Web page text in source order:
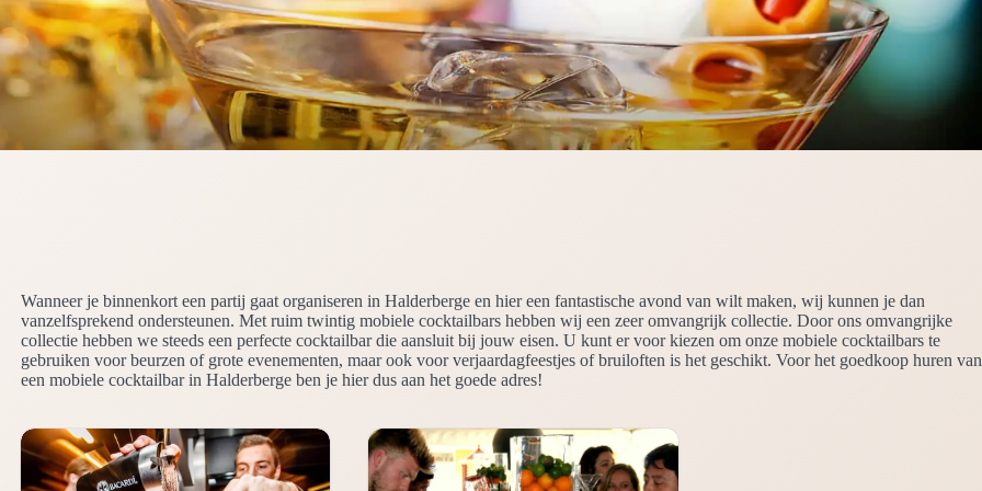
Wanneer je binnenkort een partij gaat organiseren in Halderberge en hier een fantastische avond van wilt maken, wij kunnen je dan
vanzelfsprekend ondersteunen. Met ruim twintig mobiele cocktailbars hebben wij een zeer omvangrijk collectie. Door ons omvangrijke
collectie hebben we steeds een perfecte cocktailbar die aansluit bij jouw eisen. U kunt er voor kiezen om onze mobiele cocktailbars te
gebruiken voor beurzen of grote evenementen, maar ook voor verjaardagfeestjes of bruiloften is het geschikt. Voor het goedkoop huren van
een mobiele cocktailbar in Halderberge ben je hier dus aan het goede adres!